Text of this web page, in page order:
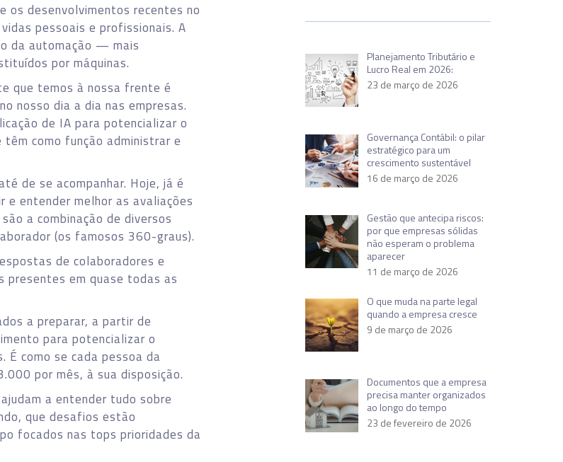
os desenvolvimentos recentes no
pessoais e profissionais. A
da automação — mais
por máquinas.
que temos à nossa frente é
nosso dia a dia nas empresas.
de IA para potencializar o
como função administrar e
de se acompanhar. Hoje, já é
e entender melhor as avaliações
a combinação de diversos
(os famosos 360-graus).
de colaboradores e
presentes em quase todas as
a preparar, a partir de
para potencializar o
É como se cada pessoa da
por mês, à sua disposição.
a entender tudo sobre
que desafios estão
focados nas tops prioridades da
Planejamento Tributário e
Lucro Real em 2026:
23 de março de 2026
Governança Contábil: o pilar
estratégico para um
crescimento sustentável
16 de março de 2026
Gestão que antecipa riscos:
por que empresas sólidas
não esperam o problema
aparecer
11 de março de 2026
O que muda na parte legal
quando a empresa cresce
9 de março de 2026
Documentos que a empresa
precisa manter organizados
ao longo do tempo
23 de fevereiro de 2026